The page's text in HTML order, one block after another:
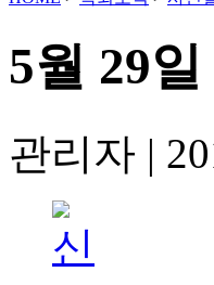
5월 29
관리자 |